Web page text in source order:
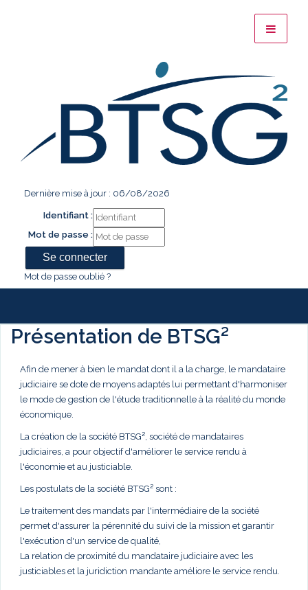
Dernière mise à jour : 06/08/2026
Identifiant :
Mot de passe :
Mot de passe oublié ?
Présentation de BTSG²
Afin de mener à bien le mandat dont il a la charge, le mandataire
judiciaire se dote de moyens adaptés lui permettant d'harmoniser
le mode de gestion de l'étude traditionnelle à la réalité du monde
économique.
La création de la société BTSG², société de mandataires
judiciaires, a pour objectif d'améliorer le service rendu à
l'économie et au justiciable.
Les postulats de la société BTSG² sont :
Le traitement des mandats par l'intermédiaire de la société
permet d'assurer la pérennité du suivi de la mission et garantir
l'exécution d'un service de qualité,
La relation de proximité du mandataire judiciaire avec les
justiciables et la juridiction mandante améliore le service rendu.